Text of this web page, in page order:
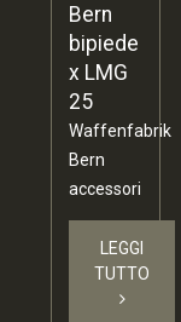
Bern
bipiede
x LMG
25
Waffenfabrik
Bern
accessori
LEGGI
TUTTO